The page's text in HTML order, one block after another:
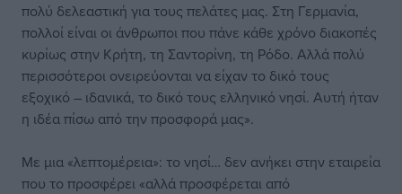
πολύ δελεαστική για τους πελάτες μας. Στη Γερμανία,
πολλοί είναι οι άνθρωποι που πάνε κάθε χρόνο διακοπές
κυρίως στην Κρήτη, τη Σαντορίνη, τη Ρόδο. Αλλά πολύ
περισσότεροι ονειρεύονται να είχαν το δικό τους
εξοχικό – ιδανικά, το δικό τους ελληνικό νησί. Αυτή ήταν
η ιδέα πίσω από την προσφορά μας».
Με μια «λεπτομέρεια»: το νησί… δεν ανήκει στην εταιρεία
που το προσφέρει «αλλά προσφέρεται από